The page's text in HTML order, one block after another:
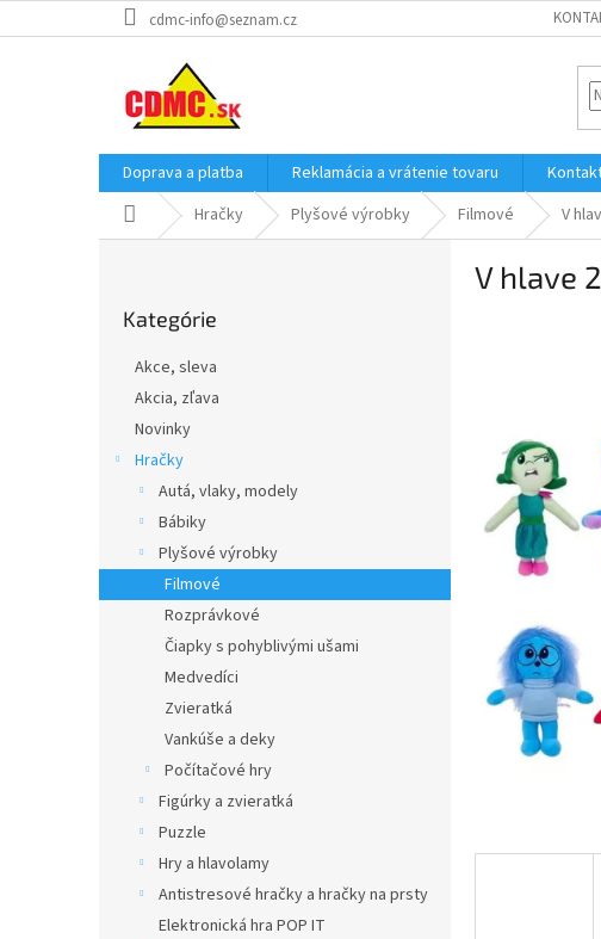
na
cdmc-info@seznam.cz
Doprava a platba Reklamácia a vrátenie tovaru
DomovHračky Plyšové výrobky Filmové V
kategórie
Kategórie
Akce, sleva
Akcia, zľava
Novinky
Hračky
Autá, vlaky, modely
Bábiky
Plyšové výrobky
Filmové
Rozprávkové
Čiapky s pohyblivými ušami
Medvedíci
Zvieratká
Vankúše a deky
Počítačové hry
Figúrky a zvieratká
Puzzle
Hry a hlavolamy
Antistresové hračky a hračky na prsty
Elektronická hra POP IT
V hlave